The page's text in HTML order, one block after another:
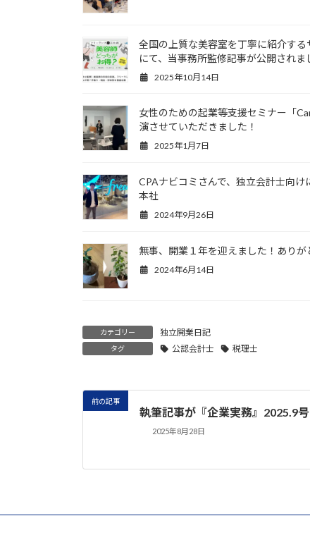
全国の上質な美容室を丁寧に紹介する
にて、当事務所監修記事が公開されま
2025年10月14日
女性のための起業等支援セミナー「
演させていただきました！
2025年1月7日
CPAナビコミさんで、独立会計士向
本社
2024年9月26日
無事、開業１年を迎えました！ありが
2024年6月14日
カテゴリー 独立開業日記
タグ 公認会計士 税理士
前の記事
執筆記事が『企業実務』2025.9
2025年8月28日